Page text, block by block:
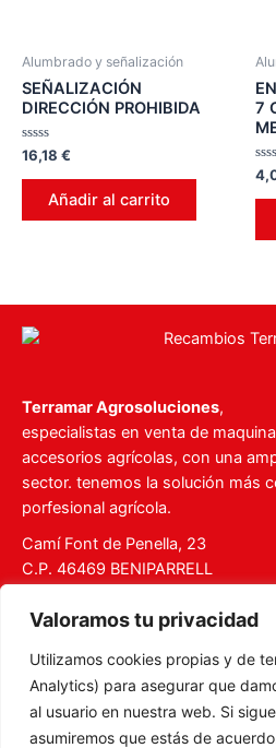
Valoramos tu privacidad
Utilizamos cookies propias y de
Analytics) para asegurar que
al usuario en nuestra web. Si
asumiremos que estás de
Alumbrado y señalización
SEÑALIZACIÓN
DIRECCIÓN PROHIBIDA
Valorado
en
0
16,18 €
Añadir al carrito
7
en
0
Terramar Agrosoluciones,
especialistas en venta de
accesorios agrícolas, con una
sector. tenemos la solución más
porfesional agrícola.
Camí Font de Penella, 23
C.P. 46469 BENIPARRELL
ventas@recambiosterramar.com
Mi Cuenta
Carrito
Aviso legal